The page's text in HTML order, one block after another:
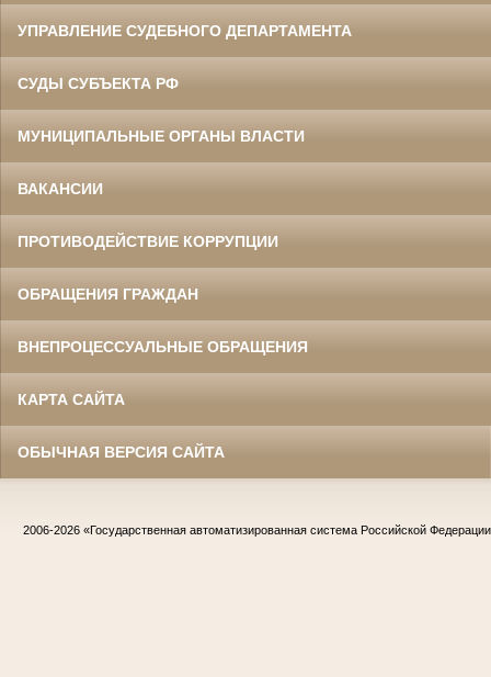
УПРАВЛЕНИЕ СУДЕБНОГО ДЕПАРТАМЕНТА
СУДЫ СУБЪЕКТА РФ
МУНИЦИПАЛЬНЫЕ ОРГАНЫ ВЛАСТИ
ВАКАНСИИ
ПРОТИВОДЕЙСТВИЕ КОРРУПЦИИ
ОБРАЩЕНИЯ ГРАЖДАН
ВНЕПРОЦЕССУАЛЬНЫЕ ОБРАЩЕНИЯ
КАРТА САЙТА
ОБЫЧНАЯ ВЕРСИЯ САЙТА
2006-2026 «Государственная автоматизированная система Российской